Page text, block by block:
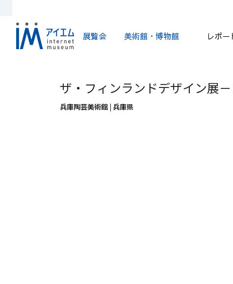
展覧会 美術館・博物館 レポー
ザ・フィンランドデザイン展
兵庫陶芸美術館 | 兵庫県